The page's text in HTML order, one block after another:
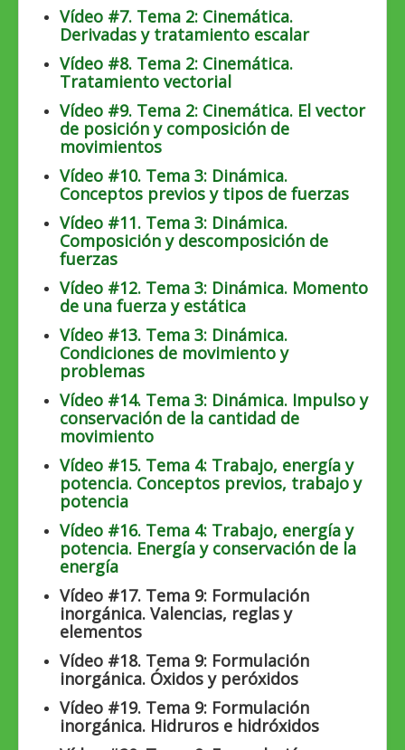
Vídeo #7. Tema 2: Cinemática.
Derivadas y tratamiento escalar
Vídeo #8. Tema 2: Cinemática.
Tratamiento vectorial
Vídeo #9. Tema 2: Cinemática. El vector
de posición y composición de
movimientos
Vídeo #10. Tema 3: Dinámica.
Conceptos previos y tipos de fuerzas
Vídeo #11. Tema 3: Dinámica.
Composición y descomposición de
fuerzas
Vídeo #12. Tema 3: Dinámica. Momento
de una fuerza y estática
Vídeo #13. Tema 3: Dinámica.
Condiciones de movimiento y
problemas
Vídeo #14. Tema 3: Dinámica. Impulso y
conservación de la cantidad de
movimiento
Vídeo #15. Tema 4: Trabajo, energía y
potencia. Conceptos previos, trabajo y
potencia
Vídeo #16. Tema 4: Trabajo, energía y
potencia. Energía y conservación de la
energía
Vídeo #17. Tema 9: Formulación
inorgánica. Valencias, reglas y
elementos
Vídeo #18. Tema 9: Formulación
inorgánica. Óxidos y peróxidos
Vídeo #19. Tema 9: Formulación
inorgánica. Hidruros e hidróxidos